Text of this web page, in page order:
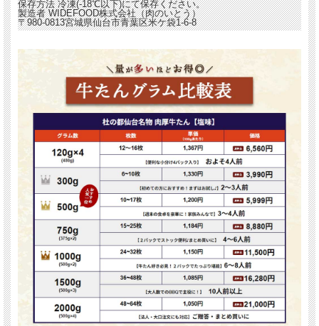
保存方法 冷凍(-18℃以下)にて保存ください。
製造者 WIDEFOOD株式会社（肉のいとう）
〒980-0813宮城県仙台市青葉区米ケ袋1-6-8